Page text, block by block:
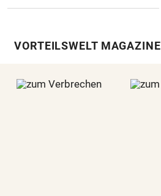
VORTEILSWELT MAGAZINE